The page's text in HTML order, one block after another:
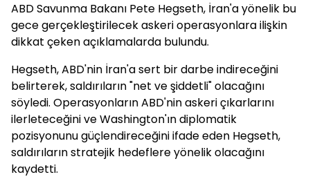
ABD Savunma Bakanı Pete Hegseth, İran'a yönelik bu
gece gerçekleştirilecek askeri operasyonlara ilişkin
dikkat çeken açıklamalarda bulundu.
Hegseth, ABD'nin İran'a sert bir darbe indireceğini
belirterek, saldırıların "net ve şiddetli" olacağını
söyledi. Operasyonların ABD'nin askeri çıkarlarını
ilerleteceğini ve Washington'ın diplomatik
pozisyonunu güçlendireceğini ifade eden Hegseth,
saldırıların stratejik hedeflere yönelik olacağını
kaydetti.